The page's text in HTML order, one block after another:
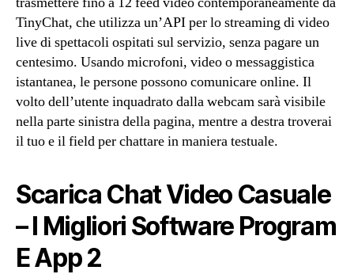
TinyChat, che utilizza un’API per lo streaming di video
live di spettacoli ospitati sul servizio, senza pagare un
centesimo. Usando microfoni, video o messaggistica
istantanea, le persone possono comunicare online. Il
volto dell’utente inquadrato dalla webcam sarà visibile
nella parte sinistra della pagina, mentre a destra troverai
il tuo e il field per chattare in maniera testuale.
Scarica Chat Video Casuale
– I Migliori Software Program
E App 2